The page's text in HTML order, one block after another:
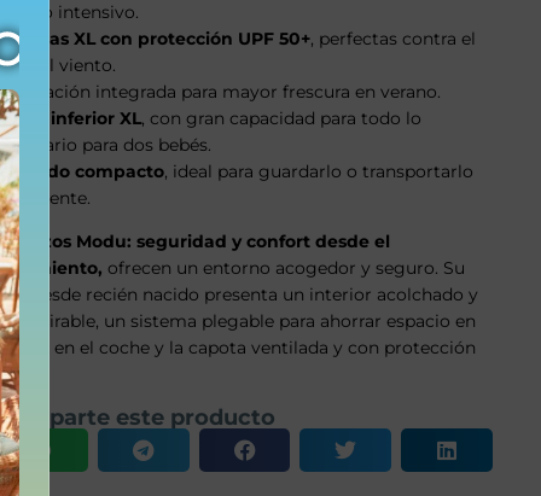
uso intensivo.
XL con protección UPF 50+, perfectas contra el
y el viento.
integrada para mayor frescura en verano.
inferior XL, con gran capacidad para todo lo
para dos bebés.
compacto, ideal para guardarlo o transportarlo
Modu: seguridad y confort desde el
ofrecen un entorno acogedor y seguro. Su
desde recién nacido presenta un interior acolchado y
un sistema plegable para ahorrar espacio en
o en el coche y la capota ventilada y con protección
este producto